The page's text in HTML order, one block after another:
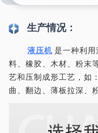
生产情况：
液压机 是一种利
料、橡胶、木材、粉末
艺和压制成形工艺，如
曲、翻边、薄板拉深、